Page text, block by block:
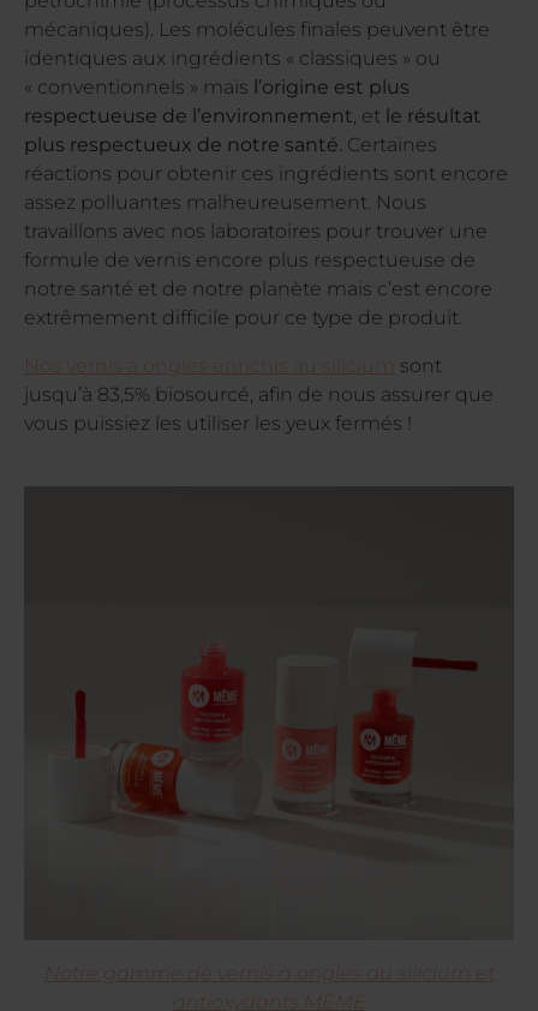
mécaniques). Les molécules finales peuvent être
identiques aux ingrédients « classiques » ou
« conventionnels » mais l’origine est plus
respectueuse de l’environnement, et le résultat
plus respectueux de notre santé. Certaines
réactions pour obtenir ces ingrédients sont encore
assez polluantes malheureusement. Nous
travaillons avec nos laboratoires pour trouver une
formule de vernis encore plus respectueuse de
notre santé et de notre planète mais c’est encore
extrêmement difficile pour ce type de produit.
Nos vernis à ongles enrichis au silicium
sont
jusqu’à 83,5% biosourcé, afin de nous assurer que
vous puissiez les utiliser les yeux fermés !
Notre gamme de vernis à ongles au silicium et
antioxydants MÊME